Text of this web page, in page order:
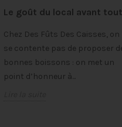
Le goût du local avant tout
Chez Des Fûts Des Caisses, on
se contente pas de proposer
bonnes boissons : on met un
point d’honneur à...